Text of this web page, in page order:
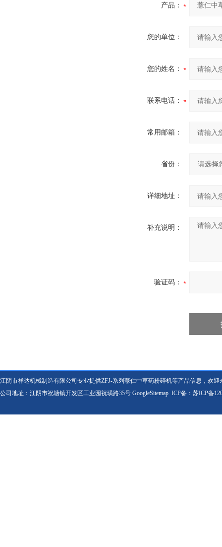
产品：
您的单位：
您的姓名：
联系电话：
常用邮箱：
省份：
详细地址：
补充说明：
验证码：
江阴市祥达机械制造有限公司专业提供ZFJ-系列薏仁中草药粉碎机等产品信息，欢迎
公司地址：江阴市祝塘镇开发区工业园祝璜路35号 GoogleSitemap ICP备： 苏ICP备